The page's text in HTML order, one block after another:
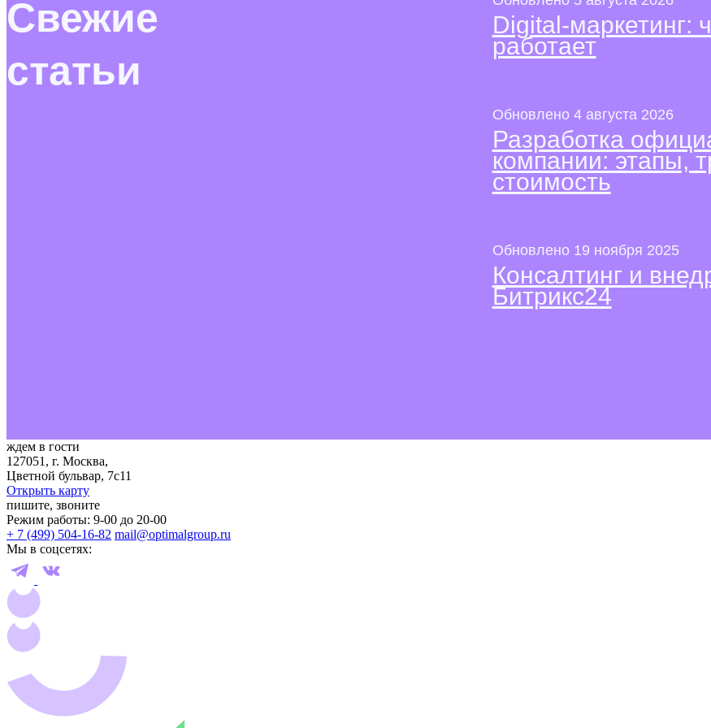
Свежие
статьи
Digital-маркетинг:
работает
Обновлено 4 августа 2026
Разработка
компании: этапы,
стоимость
Обновлено 19 ноября 2025
Консалтинг и
Битрикс24
ждем в гости
127051, г. Москва,
Цветной бульвар, 7с11
Открыть карту
пишите, звоните
Режим работы: 9-00 до 20-00
+ 7 (499) 504-16-82 mail@optimalgroup.ru
Мы в соцсетях: